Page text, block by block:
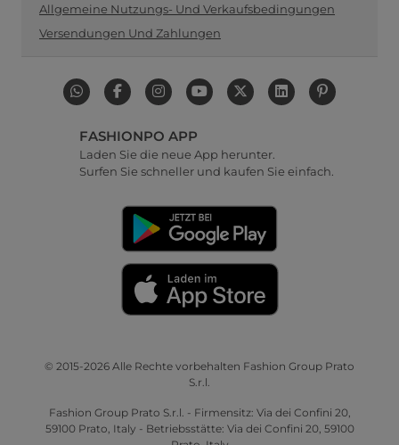
Allgemeine Nutzungs- Und Verkaufsbedingungen
Versendungen Und Zahlungen
FASHIONPO APP
Laden Sie die neue App herunter.
Surfen Sie schneller und kaufen Sie einfach.
© 2015-2026 Alle Rechte vorbehalten Fashion Group Prato
S.r.l.
Fashion Group Prato S.r.l. - Firmensitz: Via dei Confini 20,
59100 Prato, Italy - Betriebsstätte: Via dei Confini 20, 59100